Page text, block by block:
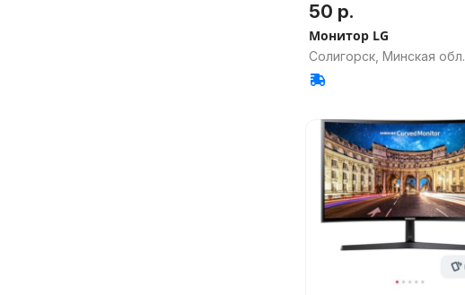
50 р.
Монитор LG
Солигорск, Минская обл.